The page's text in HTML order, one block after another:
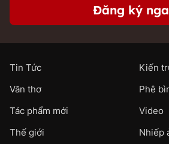
Đăng ký
Tin Tức
Kiến
Văn thơ
Phê
Tác phẩm mới
Video
Thế giới
Nhiếp